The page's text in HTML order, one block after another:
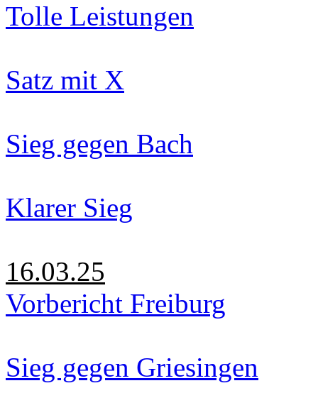
Tolle Leistungen
Satz mit X
Sieg gegen Bach
Klarer Sieg
16.03.25
Vorbericht Freiburg
Sieg gegen Griesingen